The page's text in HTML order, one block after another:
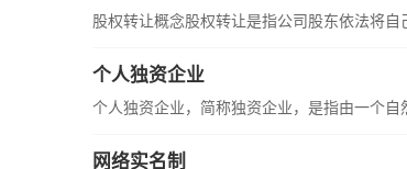
股权转让概念股权转让是指公司股东依法将自
个人独资企业
个人独资企业，简称独资企业，是指由一个自
网络实名制